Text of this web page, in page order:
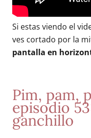
Si estas viendo el
ves cortado por la
pantalla en
Pim, pam,
episodio
ganchillo